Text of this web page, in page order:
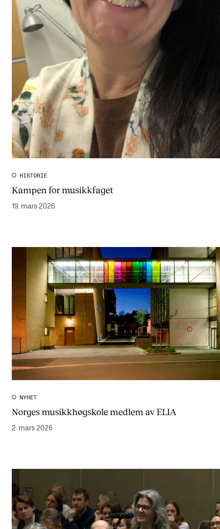
HISTORIE
Kampen for musikkfaget
19. mars 2026
NYHET
Norges musikkhøgskole medlem av ELIA
2. mars 2026